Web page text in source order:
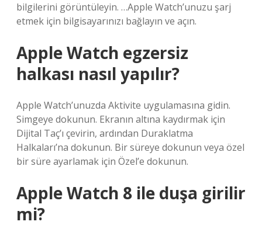
bilgilerini görüntüleyin. …Apple Watch’unuzu şarj
etmek için bilgisayarınızı bağlayın ve açın.
Apple Watch egzersiz
halkası nasıl yapılır?
Apple Watch’unuzda Aktivite uygulamasına gidin.
Simgeye dokunun. Ekranın altına kaydırmak için
Dijital Taç’ı çevirin, ardından Duraklatma
Halkaları’na dokunun. Bir süreye dokunun veya özel
bir süre ayarlamak için Özel’e dokunun.
Apple Watch 8 ile duşa girilir
mi?